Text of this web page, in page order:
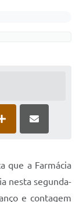
que a Farmácia
nesta segunda-
e contagem